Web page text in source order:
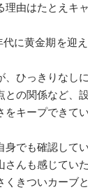
由はたとえキ
に黄金期を迎
ひっきりなし
の関係など、
キープできて
でも確認して
んも感じていた
きついカーブ